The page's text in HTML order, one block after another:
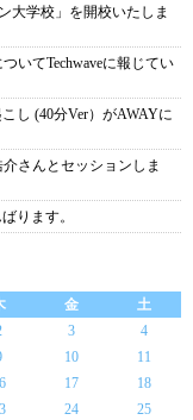
大学校」を開校いたしま
いてTechwaveに報じてい
し (40分Ver）がAWAYに
さんとセッションしま
ります。
金
土
3
4
10
11
17
18
24
25